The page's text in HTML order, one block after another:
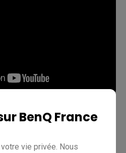
BenQ France
vie privée. Nous